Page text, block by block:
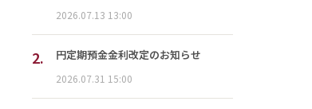
2026.07.13 13:00
2. 円定期預金金利改定のお知らせ
2026.07.31 15:00